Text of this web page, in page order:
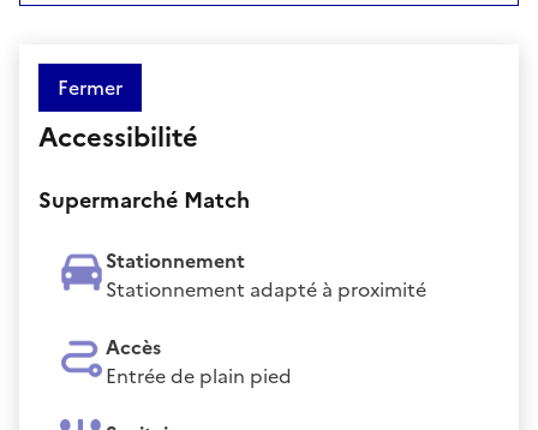
Fermer
Accessibilité
Supermarché Match
Stationnement
Stationnement adapté à proximité
Accès
Entrée de plain pied